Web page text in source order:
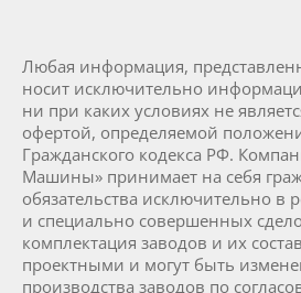
Любая информация,
носит исключительно
ни при каких условиях не
офертой, определяемой
Гражданского кодекса РФ.
Машины» принимает на себя
обязательства исключительно в
и специально совершенных
комплектация заводов и их
проектными и могут быть
производства заводов по